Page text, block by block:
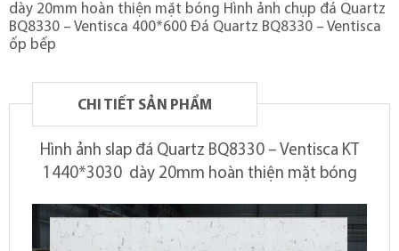
dày 20mm hoàn thiện mặt bóng Hình ảnh chụp đá Quartz
BQ8330 – Ventisca 400*600 Đá Quartz BQ8330 – Ventisca
ốp bếp
CHI TIẾT SẢN PHẨM
Hình ảnh slap đá Quartz BQ8330 – Ventisca KT
1440*3030 dày 20mm hoàn thiện mặt bóng